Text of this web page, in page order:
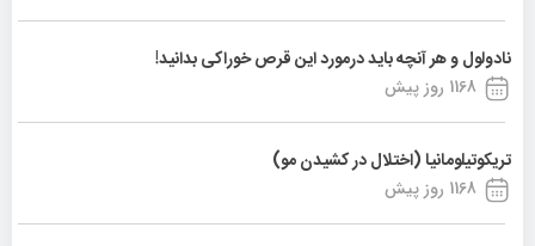
نادولول و هر آنچه باید درمورد این قرص خوراکی بدانید!
1168 روز پیش
تریکوتیلومانیا (اختلال در کشیدن مو)
1168 روز پیش